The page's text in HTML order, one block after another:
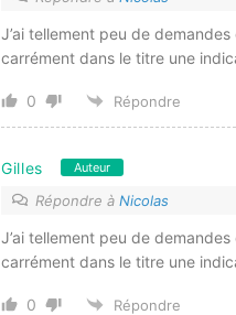
J’ai tellement peu de
carrément dans le titre une
0 Répondre
Gilles Auteur
Répondre à Nicolas
J’ai tellement peu de
carrément dans le titre une
0 Répondre